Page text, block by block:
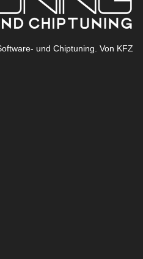
und Chiptuning. Von KFZ